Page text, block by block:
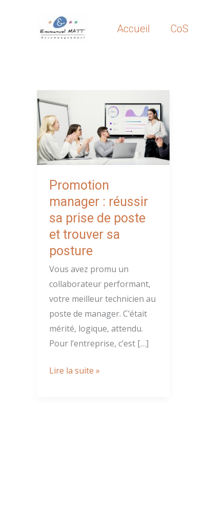
Accueil CoS
Promotion
manager : réussir
sa prise de poste
et trouver sa
posture
Vous avez promu un
collaborateur performant,
votre meilleur technicien au
poste de manager. C’était
mérité, logique, attendu.
Pour l’entreprise, c’est […]
Promotion
Lire la suite »